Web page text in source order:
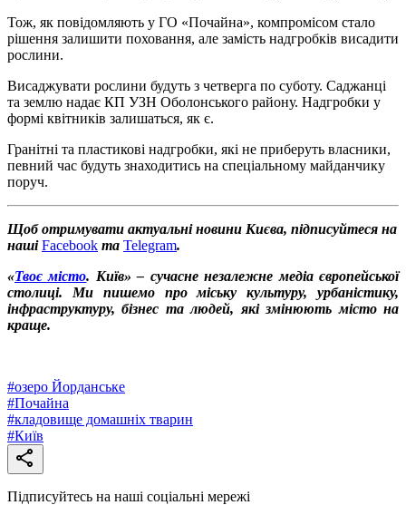
Тож, як повідомляють у ГО «Почайна», компромісом стало
рішення залишити поховання, але замість надгробків висадити
рослини.
Висаджувати рослини будуть з четверга по суботу. Саджанці
та землю надає КП УЗН Оболонського району. Надгробки у
формі квітників залишаться, як є.
Гранітні та пластикові надгробки, які не приберуть власники,
певний час будуть знаходитись на спеціальному майданчику
поруч.
Щоб отримувати актуальні новини Києва, підписуйтеся на
нашіFacebook та Telegram.
«Твоє місто. Київ» – сучасне незалежне медіа європейської
столиці. Ми пишемо про міську культуру, урбаністику,
інфраструктуру, бізнес та людей, які змінюють місто на
краще.
#озеро Йорданське
#Почайна
#кладовище домашніх тварин
#Київ
Підписуйтесь на наші соціальні мережі